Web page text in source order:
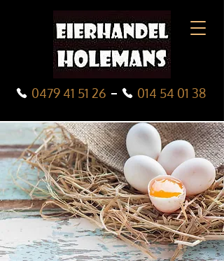
0479 41 51 26 014 54 01 38